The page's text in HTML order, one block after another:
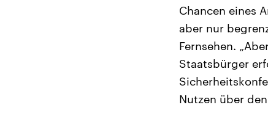
Chancen eines
aber nur
Fernsehen.
Staatsbürger
Nutzen über